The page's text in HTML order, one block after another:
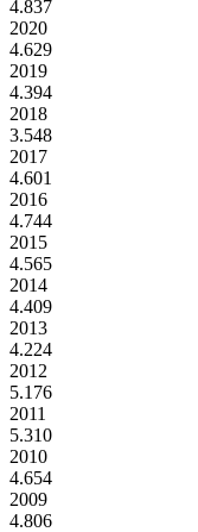
4.837
2020
4.629
2019
4.394
2018
3.548
2017
4.601
2016
4.744
2015
4.565
2014
4.409
2013
4.224
2012
5.176
2011
5.310
2010
4.654
2009
4.806